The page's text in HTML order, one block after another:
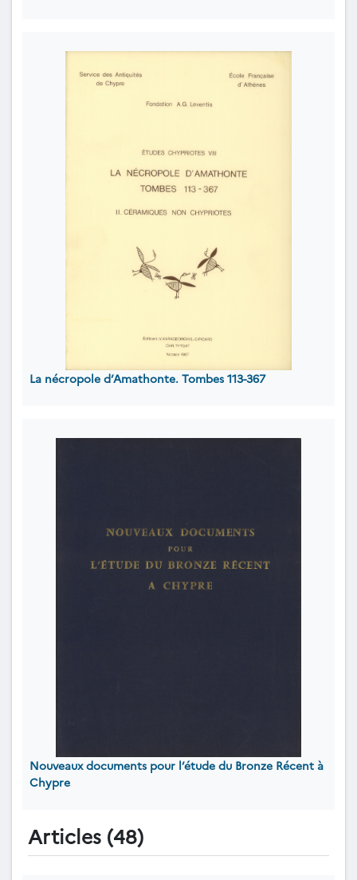
La nécropole d’Amathonte. Tombes 113-367
Nouveaux documents pour l’étude du Bronze Récent à
Chypre
Articles (48)